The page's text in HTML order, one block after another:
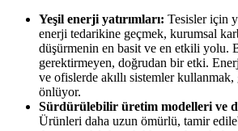
Yeşil enerji yatırımları: Tesisler için
enerji tedarikine geçmek, kurumsal
düşürmenin en basit ve en etkili yolu.
gerektirmeyen, doğrudan bir etki.
ve ofislerde akıllı sistemler
önlüyor.
Sürdürülebilir üretim modelleri ve
Ürünleri daha uzun ömürlü, tamir